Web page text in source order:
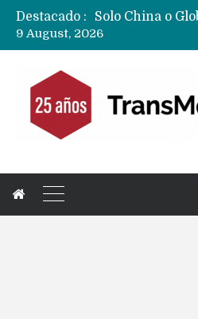
Destacado :
9 August, 2026